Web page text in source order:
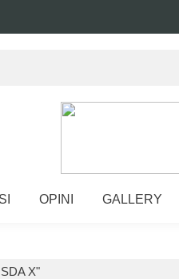
OPINI GALLERY
X"